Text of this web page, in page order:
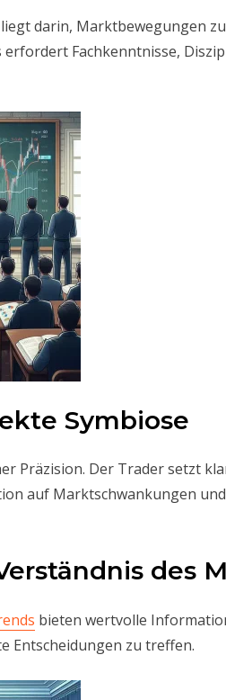
darin, Marktbewegungen
Fachkenntnisse,
Symbiose
Präzision. Der Trader setzt
auf Marktschwankungen
des
bieten wertvolle
Entscheidungen zu treffen.